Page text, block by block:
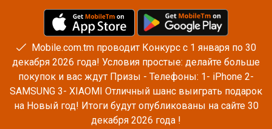
Mobile.com.tm проводит Конкурс с 1 января по 30
декабря 2026 года! Условия простые: делайте больше
покупок и вас ждут Призы - Телефоны: 1- iPhone 2-
SAMSUNG 3- XIAOMI Отличный шанс выиграть подарок
на Новый год! Итоги будут опубликованы на сайте 30
декабря 2026 года !